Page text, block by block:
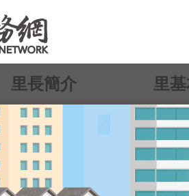
里長簡介 里